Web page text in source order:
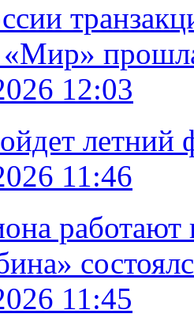
«Мир»
12:03
летний
11:46
11:45